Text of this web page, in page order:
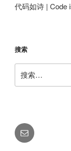
代码如诗 | Code
搜索
索：
电
邮